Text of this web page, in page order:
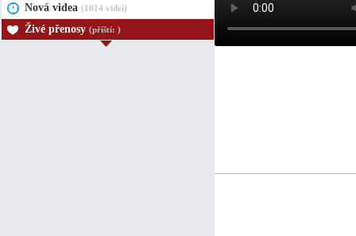
Živé přenosy(příští: )
Nová videa(1014 videí)